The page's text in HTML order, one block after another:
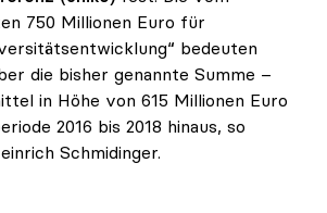
750 Millionen Euro für
bedeuten
die bisher genannte Summe –
in Höhe von 615 Millionen Euro
2016 bis 2018 hinaus, so
Schmidinger.
ändert nichts am